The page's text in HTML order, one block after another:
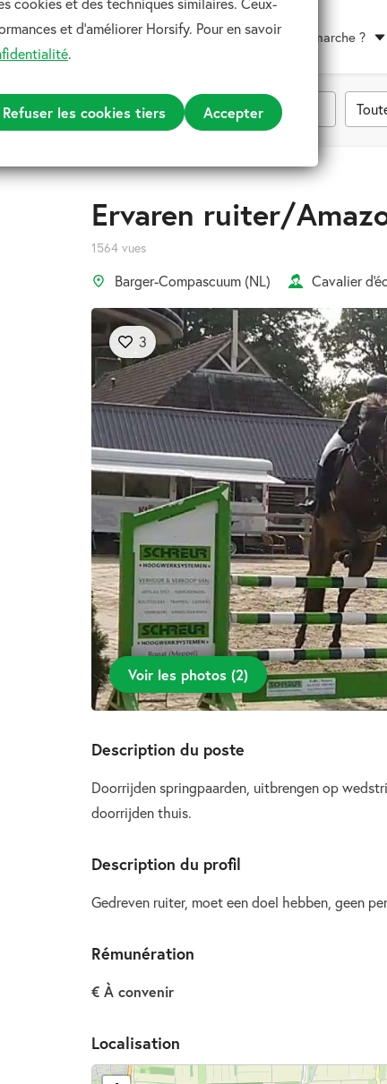
Comment ça marche ?
Ervaren ruiter/
1564 vues
Barger-Compascuum (NL) Cavalier
Voir les photos (2)
3
Description du poste
Doorrijden springpaarden, uitbrengen op
doorrijden thuis.
Description du profil
Gedreven ruiter, moet een doel hebben, geen
Rémunération
€ À convenir
Localisation
et d'améliorer Horsify. Pour en savoir
.
Refuser les cookies tiers Accepter